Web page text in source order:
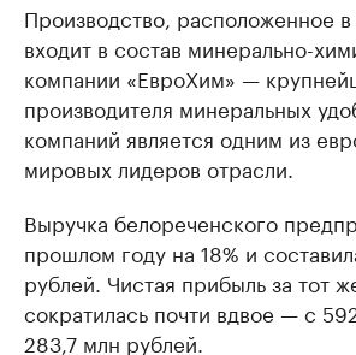
Производство, расположенное
входит в состав минерально-
компании «ЕвроХим» —
производителя минеральных
компаний является одним из
мировых лидеров отрасли.
Выручка белореченского
прошлом году на 18% и
рублей. Чистая прибыль за тот
сократилась почти вдвое — с
283,7 млн рублей.